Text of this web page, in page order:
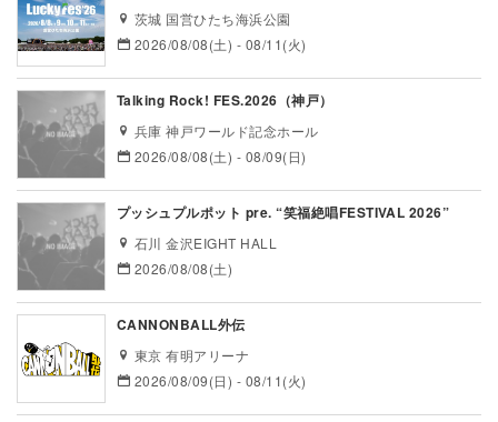
茨城 国営ひたち海浜公園
2026/08/08(土) - 08/11(火)
Talking Rock! FES.2026（神戸）
兵庫 神戸ワールド記念ホール
2026/08/08(土) - 08/09(日)
プッシュプルポット pre. “笑福絶唱FESTIVAL 2026”
石川 金沢EIGHT HALL
2026/08/08(土)
CANNONBALL外伝
東京 有明アリーナ
2026/08/09(日) - 08/11(火)